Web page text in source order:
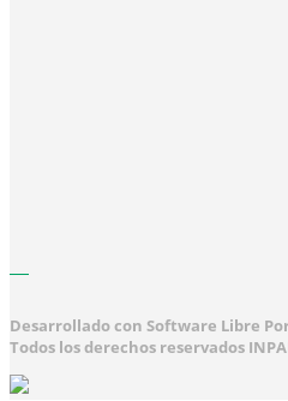
Desarrollado con Software Libre
Todos los derechos reservados